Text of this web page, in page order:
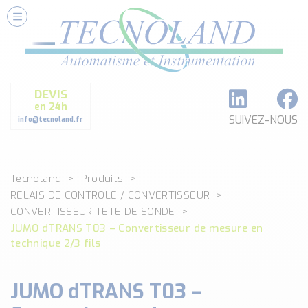
DEVIS
en 24h
info@tecnoland.fr SUIVEZ-NOUS
Nos Services
Conseils et Fourniture
Formation et Assistance
Architecture I-O Link multi fabricants
Classé par catégorie
DEBIT
DETECTION
ANALYSE PHYSICO-CHIMIQUE
Voir toutes les catégories …
Tecnoland
Produits
RELAIS DE CONTROLE / CONVERTISSEUR
CONVERTISSEUR TETE DE SONDE
JUMO dTRANS T03 – Convertisseur de mesure en
technique 2/3 fils
JUMO dTRANS T03 –